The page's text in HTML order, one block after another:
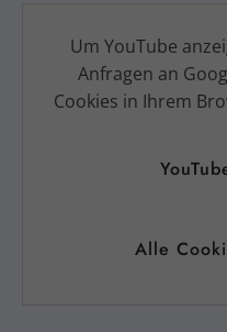
Um YouTube
Anfragen an
Cookies in Ihrem